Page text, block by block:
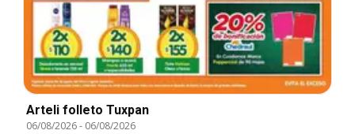
Arteli folleto Tuxpan
06/08/2026- 06/08/2026